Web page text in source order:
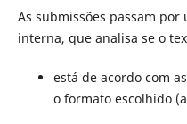
As submissões passam
interna, que analisa se o
está de acordo com
o formato escolhido